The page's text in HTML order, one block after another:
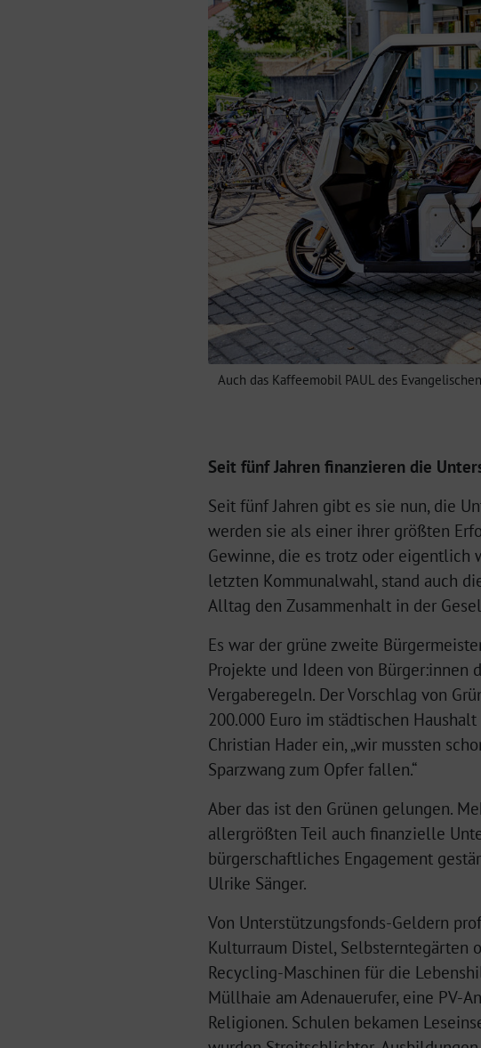
Auch das Kaffeemobil PAUL des
Seit fünf Jahren finanzieren die
Seit fünf Jahren gibt es sie nun, die
werden sie als einer ihrer größten
Gewinne, die es trotz oder eigentlich
letzten Kommunalwahl, stand auch
Alltag den Zusammenhalt in der
Es war der grüne zweite
Projekte und Ideen von
Vergaberegeln. Der Vorschlag von
200.000 Euro im städtischen
Christian Hader ein, „wir mussten
Sparzwang zum Opfer fallen.“
Aber das ist den Grünen gelungen.
allergrößten Teil auch finanzielle
bürgerschaftliches Engagement
Ulrike Sänger.
Von Unterstützungsfonds-Geldern
Kulturraum Distel, Selbsterntegärten
Recycling-Maschinen für die
Müllhaie am Adenauerufer, eine PV-
Religionen. Schulen bekamen